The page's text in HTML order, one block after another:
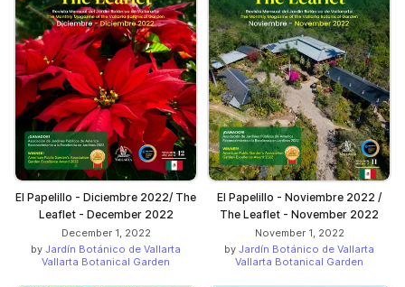
El Papelillo - Diciembre 2022/ The
Leaflet - December 2022
December 1, 2022
by Jardín Botánico de Vallarta
Vallarta Botanical Garden
El Papelillo - Noviembre 2022 /
The Leaflet - November 2022
November 1, 2022
by Jardín Botánico de Vallarta
Vallarta Botanical Garden